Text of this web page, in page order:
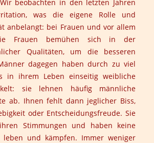
beobachten in den letzten Jahren
was die eigene Rolle und
anbelangt: bei Frauen und vor allem
Frauen bemühen sich in der
Qualitäten, um die besseren
dagegen haben durch zu viel
in ihrem Leben einseitig weibliche
sie lehnen häufig männliche
ab. Ihnen fehlt dann jeglicher Biss,
oder Entscheidungsfreude. Sie
Stimmungen und haben keine
und kämpfen. Immer weniger